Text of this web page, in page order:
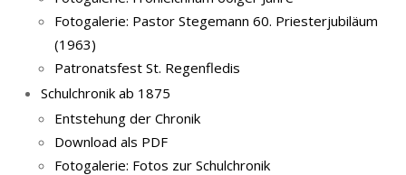
Fotogalerie: Pastor Stegemann 60. Priesterjubiläum
(1963)
Patronatsfest St. Regenfledis
Schulchronik ab 1875
Entstehung der Chronik
Download als PDF
Fotogalerie: Fotos zur Schulchronik